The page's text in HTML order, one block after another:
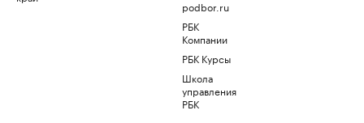
podbor.ru
РБК
Компании
РБК Курсы
Школа
управления
РБК